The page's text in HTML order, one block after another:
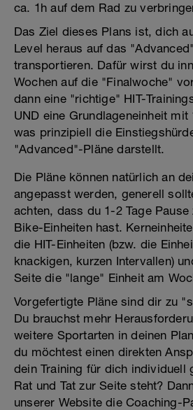
ca. 1h auf dem Rad zu
Das Ziel dieses Plans ist, dich
Level heraus auf das
transportieren. Dafür wirst du
Wochen auf die "Finalwoche"
dann eine "richtige" HIT-
UND eine Grundlageneinheit mit
was prinzipiell die
"Advanced"-Pläne darstellt.
Die Pläne können natürlich an
angepasst werden, generell
achten, dass du 1-2 Tage
Bike-Einheiten hast.
die HIT-Einheiten (bzw. die
knackigen, kurzen Intervallen)
Seite die "lange" Einheit am
Vorgefertigte Pläne sind dir zu
Du brauchst mehr
weitere Sportarten in deinen
du möchtest einen direkten
dein Training für dich individuell
Rat und Tat zur Seite steht?
unserer Website die Coaching-